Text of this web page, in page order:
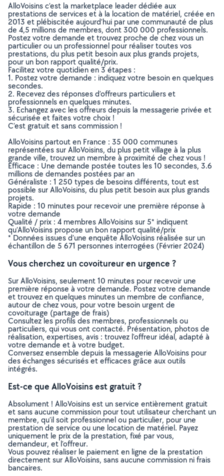
AlloVoisins c’est la marketplace leader dédiée aux
prestations de services et à la location de matériel, créée en
2013 et plébiscitée aujourd’hui par une communauté de plus
de 4,5 millions de membres, dont 300 000 professionnels.
Postez votre demande et trouvez proche de chez vous un
particulier ou un professionnel pour réaliser toutes vos
prestations, du plus petit besoin aux plus grands projets,
pour un bon rapport qualité/prix.
Facilitez votre quotidien en 3 étapes :
1. Postez votre demande : indiquez votre besoin en quelques
secondes.
2. Recevez des réponses d’offreurs particuliers et
professionnels en quelques minutes.
3. Echangez avec les offreurs depuis la messagerie privée et
sécurisée et faites votre choix !
C’est gratuit et sans commission !
AlloVoisins partout en France : 35 000 communes
représentées sur AlloVoisins, du plus petit village à la plus
grande ville, trouvez un membre à proximité de chez vous !
Efficace : Une demande postée toutes les 10 secondes, 3.6
millions de demandes postées par an
Généraliste : 1 250 types de besoins différents, tout est
possible sur AlloVoisins, du plus petit besoin aux plus grands
projets.
Rapide : 10 minutes pour recevoir une première réponse à
votre demande
Qualité / prix : 4 membres AlloVoisins sur 5* indiquent
qu’AlloVoisins propose un bon rapport qualité/prix
* Données issues d’une enquête AlloVoisins réalisée sur un
échantillon de 5 671 personnes interrogées (Février 2024)
Vous cherchez un covoitureur en urgence ?
Sur AlloVoisins, seulement 10 minutes pour recevoir une
première réponse à votre demande. Postez votre demande
et trouvez en quelques minutes un membre de confiance,
autour de chez vous, pour votre besoin urgent de
covoiturage (partage de frais)
Consultez les profils des membres, professionnels ou
particuliers, qui vous ont contacté. Présentation, photos de
réalisation, expertises, avis : trouvez l'offreur idéal, adapté à
votre demande et à votre budget.
Conversez ensemble depuis la messagerie AlloVoisins pour
des échanges sécurisés et efficaces grâce aux outils
intégrés.
Est-ce que AlloVoisins est gratuit ?
Absolument ! AlloVoisins est un service entièrement gratuit
et sans aucune commission pour tout utilisateur cherchant un
membre, qu’il soit professionnel ou particulier, pour une
prestation de service ou une location de matériel. Payez
uniquement le prix de la prestation, fixé par vous,
demandeur, et l’offreur.
Vous pouvez réaliser le paiement en ligne de la prestation
directement sur AlloVoisins, sans aucune commission ni frais
bancaires.